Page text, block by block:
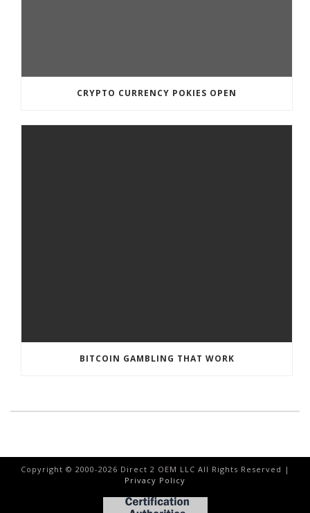
CRYPTO CURRENCY POKIES OPEN
BITCOIN GAMBLING THAT WORK
Copyright © 2000-2026 Direct 2 OEM LLC All Rights Reserved |
Privacy Policy